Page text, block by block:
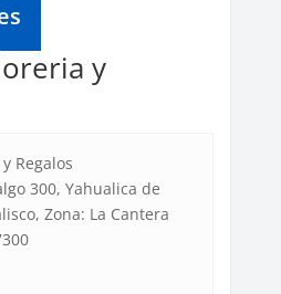
y
Regalos
300, Yahualica de
Zona: La Cantera